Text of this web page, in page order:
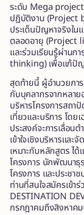
ระดับ Mega project
ปฏิบัติงาน (Project
ประเด็นปัญหาจริงใน
ตลอดอายุ (Project
และร่วมเรียนรู้ผ่านก
thinking) เพื่อแก้ปัญ
สุดท้ายนี้ ผู้อำนวยกา
กับบุคลากรจากหลา
บริหารโครงการสถา
เที่ยวและบริการ โด
ประสงค์จะการเลื่อน
เข้าใจเชิงบริหารแล
เหมาะกับหลักสูตร ไ
โครงการ นักพัฒนาธุ
โครงการ และประช
ท่านที่สนใจสมัครเข้า
DESTINATION
กรกฎาคมถึงสิงหาค